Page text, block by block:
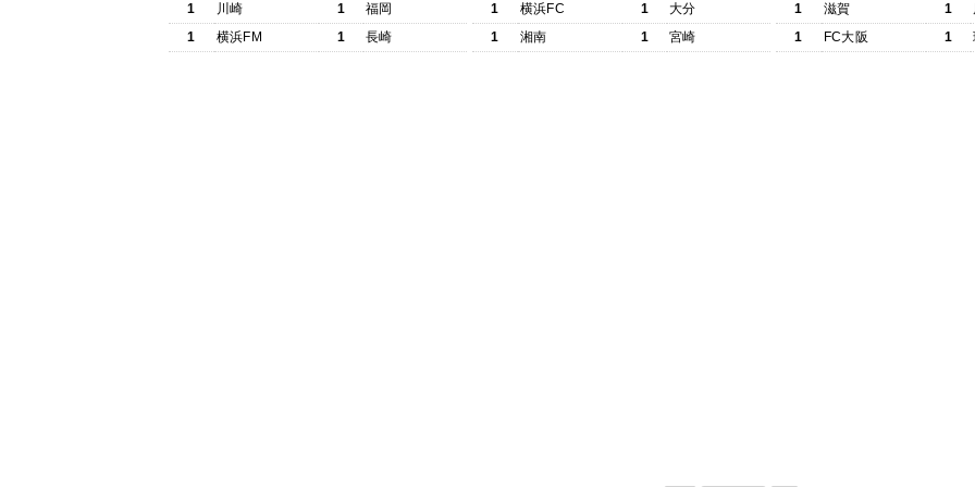
1
川崎 1
福岡
1
横浜FM 1 長崎
1
横浜FC 1
大分
1
湘南 1 宮崎
1
滋賀 1
1
FC大阪 1